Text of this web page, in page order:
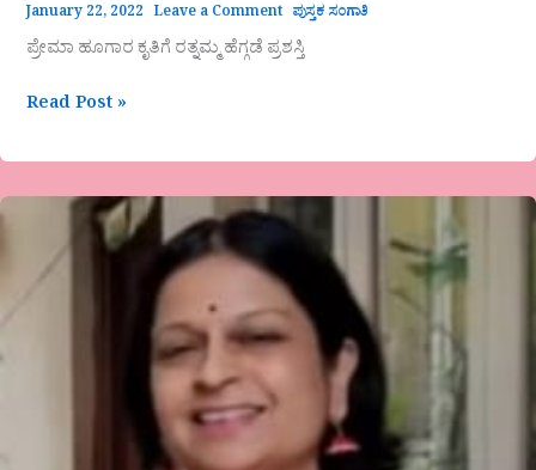
January 22, 2022 Leave a Comment ಪುಸ್ತಕ ಸಂಗಾತಿ
ಪ್ರೇಮಾ ಹೂಗಾರ ಕೃತಿಗೆ ರತ್ನಮ್ಮ ಹೆಗ್ಗಡೆ ಪ್ರಶಸ್ತಿ
Read Post »
ಅಜರಾಮರ..